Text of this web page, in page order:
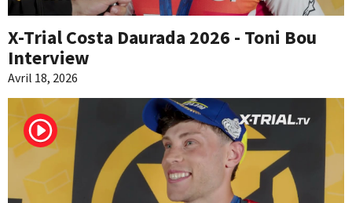
X-Trial Costa Daurada 2026 - Toni Bou
Interview
Avril 18, 2026